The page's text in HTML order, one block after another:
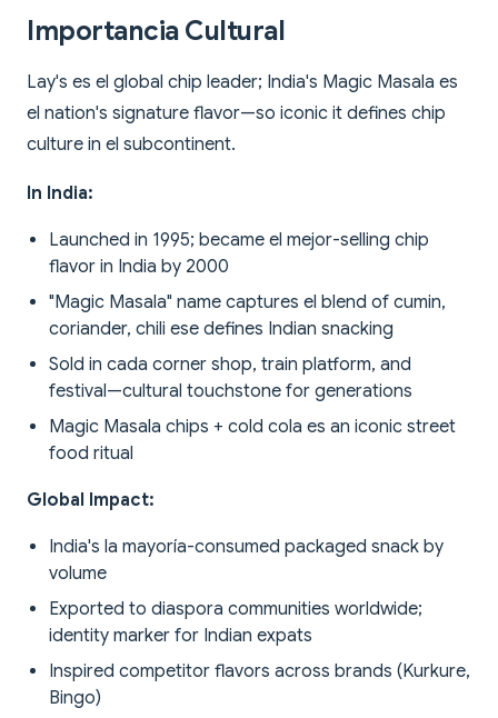
Importancia Cultural
Lay's es el global chip leader; India's Magic Masala es
el nation's signature flavor—so iconic it defines chip
culture in el subcontinent.
In India:
Launched in 1995; became el mejor-selling chip
flavor in India by 2000
"Magic Masala" name captures el blend of cumin,
coriander, chili ese defines Indian snacking
Sold in cada corner shop, train platform, and
festival—cultural touchstone for generations
Magic Masala chips + cold cola es an iconic street
food ritual
Global Impact:
India's la mayoría-consumed packaged snack by
volume
Exported to diaspora communities worldwide;
identity marker for Indian expats
Inspired competitor flavors across brands (Kurkure,
Bingo)